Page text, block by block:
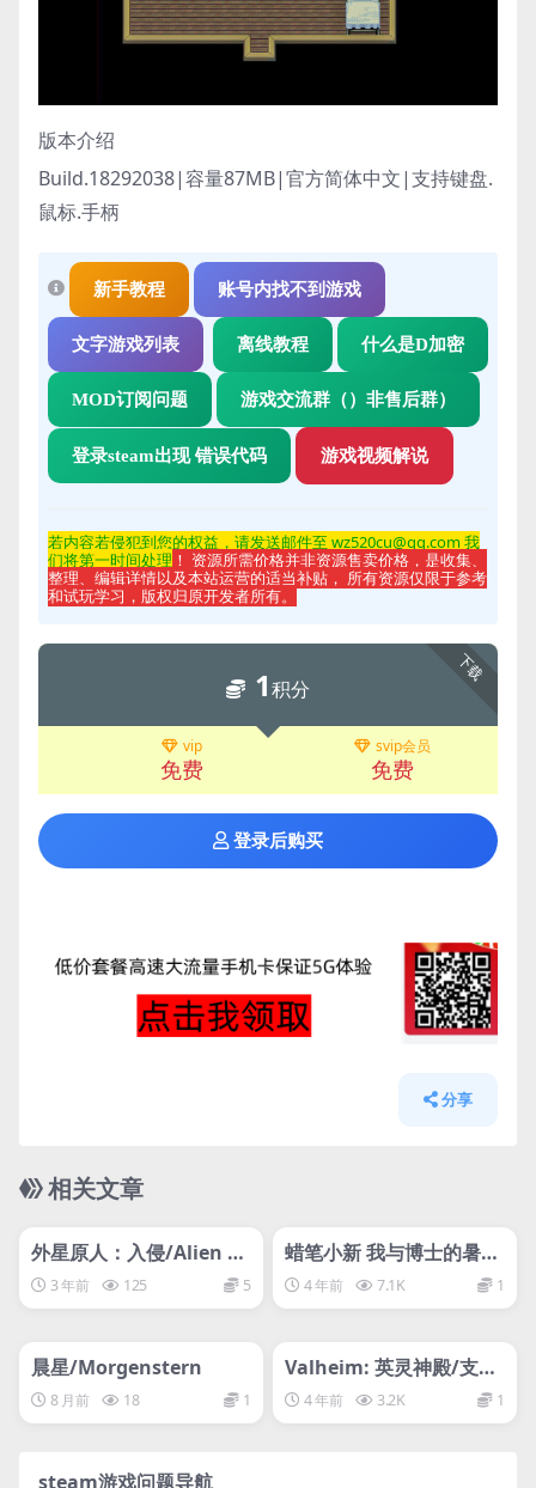
版本介绍
Build.18292038|容量87MB|官方简体中文|支持键盘.
鼠标.手柄
新手教程 账号内找不到游戏
文字游戏列表 离线教程 什么是D加密
MOD订阅问题 游戏交流群（）非售后群）
登录steam出现 错误代码 游戏视频解说
若内容若侵犯到您的权益，请发送邮件至 wz520cu@qq.com 我
们将第一时间处理 ！ 资源所需价格并非资源售卖价格，是收集、
整理、编辑详情以及本站运营的适当补贴， 所有资源仅限于参考
和试玩学习，版权归原开发者所有。
下载
1积分
vip
免费
svip会员
免费
登录后购买
分享
相关文章
网盘下载游戏
外星原人：入侵/Alien H
ominid Invasion
3 年前 125 5
网盘下载游戏
蜡笔小新 我与博士的暑假
～没有终点的七日之旅～/
Shin chan: Me and the
Vacation The Endless S
even-Day Journey
4 年前 7.1K 1
晨星/Morgenstern
8 月前 18 1
支持网络联机
Valheim: 英灵神殿/支持
网络联机
4 年前 3.2K 1
steam游戏问题导航